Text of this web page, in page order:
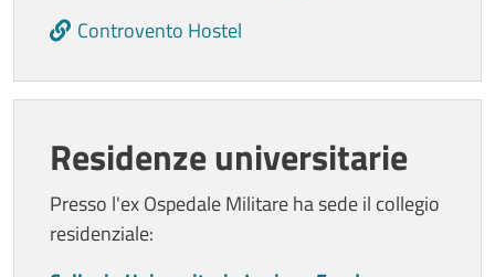
Controvento Hostel
Residenze universitarie
Presso l'ex Ospedale Militare ha sede il collegio
residenziale: